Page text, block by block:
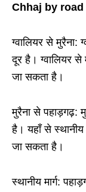
Chhaj by road
ग्वालियर से मुरैना:
दूर है। ग्वालियर से
जा सकता है।
मुरैना से पहाड़गढ़:
है। यहाँ से स्थानीय
जा सकता है।
स्थानीय मार्ग: